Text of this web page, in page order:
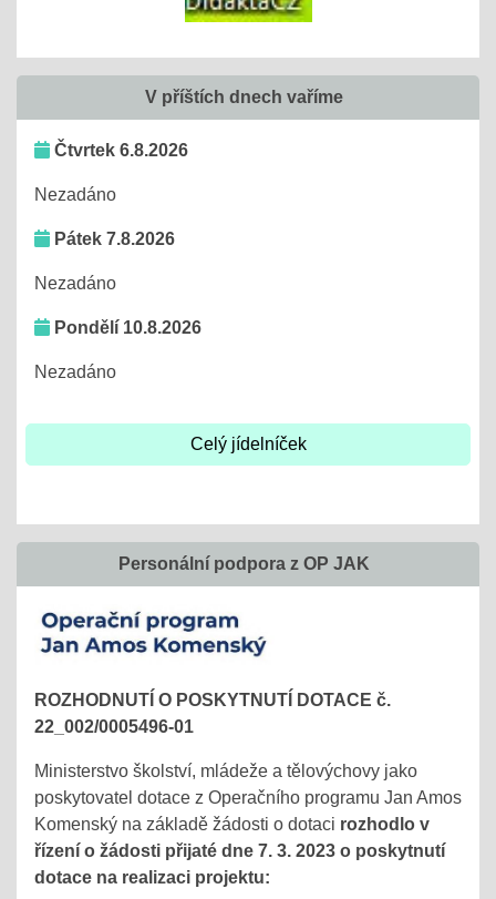
V příštích dnech vaříme
Čtvrtek 6.8.2026
Nezadáno
Pátek 7.8.2026
Nezadáno
Pondělí 10.8.2026
Nezadáno
Celý jídelníček
Personální podpora z OP JAK
ROZHODNUTÍ O POSKYTNUTÍ DOTACE č.
22_002/0005496-01
Ministerstvo školství, mládeže a tělovýchovy jako
poskytovatel dotace z Operačního programu Jan Amos
Komenský na základě žádosti o dotaci rozhodlo v
řízení o žádosti přijaté dne 7. 3. 2023 o poskytnutí
dotace na realizaci projektu: